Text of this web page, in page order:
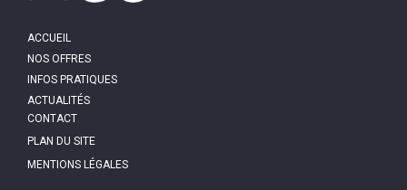
MAIN
ACCUEIL
NOS OFFRES
INFOS PRATIQUES
ACTUALITÉS
PIED
DE
PAGE
CONTACT
PLAN DU SITE
MENTIONS LÉGALES